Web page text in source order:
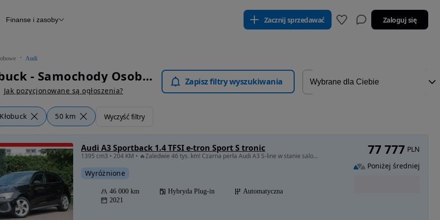
Raport z inspekcji
Otomoto News
Finanse i zasoby Zacznij sprzedawać Zaloguj się
Audi
Audi Kłobuck - Samochody Osobowe
Jak pozycjonowane są ogłoszenia?
Zapisz filtry wyszukiwania
Kłobuck 50 km Wyczyść filtry
Audi A3 Sportback 1.4 TFSI e-tron Sport S tronic
1395 cm3 • 204 KM • 🔥Zaledwie 46 tys. km! Czarna perła Audi A3 S-line w stanie salonowym.
Wyróżnione
46 000 km Hybryda Plug-in
Automatyczna
2021
77 777 PLN
Poniżej średniej